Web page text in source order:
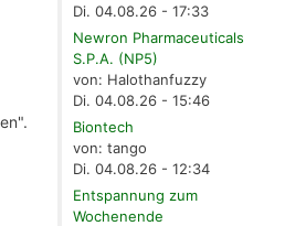
Di. 04.08.26 - 17:33
Newron Pharmaceuticals
S.P.A. (NP5)
von: Halothanfuzzy
Di. 04.08.26 - 15:46
Biontech
von: tango
Di. 04.08.26 - 12:34
Entspannung zum
Wochenende